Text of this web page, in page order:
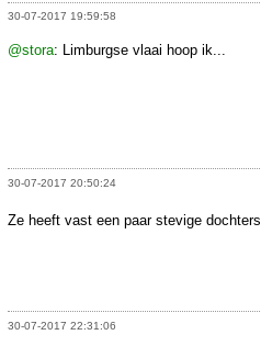
30-07-2017 19:59:58
@stora: Limburgse vlaai hoop ik...
30-07-2017 20:50:24
Ze heeft vast een paar stevige dochters
30-07-2017 22:31:06